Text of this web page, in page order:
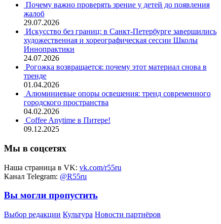
Почему важно проверять зрение у детей до появления
жалоб
29.07.2026
Искусство без границ: в Санкт-Петербурге завершились
художественная и хореографическая сессии Школы
Иннопрактики
24.07.2026
Рогожка возвращается: почему этот материал снова в
тренде
01.04.2026
Алюминиевые опоры освещения: тренд современного
городского пространства
04.02.2026
Coffee Anytime в Питере!
09.12.2025
Мы в соцсетях
Наша страница в VK: vk.com/r55ru
Канал Telegram: @R55ru
Вы могли пропустить
Выбор редакции Культура Новости партнёров